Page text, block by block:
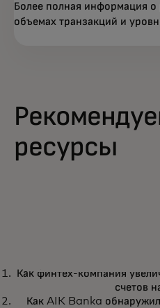
Более полная информация о
объемах транзакций и
ресурсы
Используйте
готового к
Получите свой
Как финтех-компания
счетов
Как AIK Banka